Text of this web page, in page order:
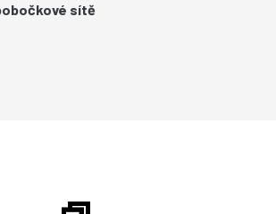
sítě